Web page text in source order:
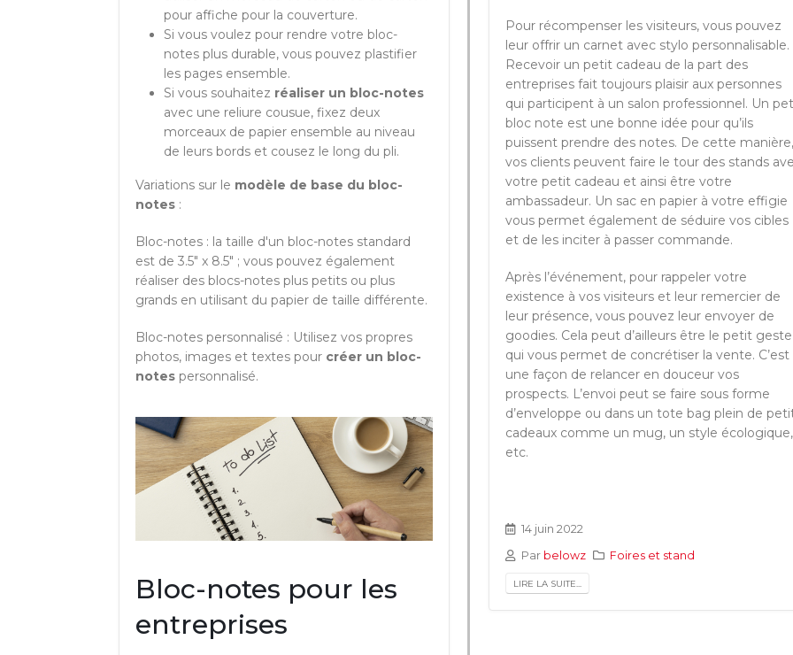
pour affiche pour la couverture.
Si vous voulez pour rendre votre bloc-
notes plus durable, vous pouvez plastifier
les pages ensemble.
Si vous souhaitez réaliser un bloc-notes
avec une reliure cousue, fixez deux
morceaux de papier ensemble au niveau
de leurs bords et cousez le long du pli.
Variations sur le modèle de base du bloc-
notes :
Bloc-notes : la taille d'un bloc-notes standard
est de 3.5" x 8.5" ; vous pouvez également
réaliser des blocs-notes plus petits ou plus
grands en utilisant du papier de taille différente.
Bloc-notes personnalisé : Utilisez vos propres
photos, images et textes pour créer un bloc-
notes personnalisé.
Bloc-notes pour les
entreprises
Pour récompenser les visiteurs, vous pouvez
leur offrir un carnet avec stylo personnalisable.
Recevoir un petit cadeau de la part des
entreprises fait toujours plaisir aux personnes
qui participent à un salon professionnel. Un
bloc note est une bonne idée pour qu’ils
puissent prendre des notes. De cette manière,
vos clients peuvent faire le tour des stands
votre petit cadeau et ainsi être votre
ambassadeur. Un sac en papier à votre effigie
vous permet également de séduire vos cibles
et de les inciter à passer commande.
Après l’événement, pour rappeler votre
existence à vos visiteurs et leur remercier de
leur présence, vous pouvez leur envoyer de
goodies. Cela peut d’ailleurs être le petit geste
qui vous permet de concrétiser la vente. C’est
une façon de relancer en douceur vos
prospects. L’envoi peut se faire sous forme
d’enveloppe ou dans un tote bag plein de
cadeaux comme un mug, un style écologique,
etc.
14 juin 2022
Par belowz Foires et stand
LIRE LA SUITE...